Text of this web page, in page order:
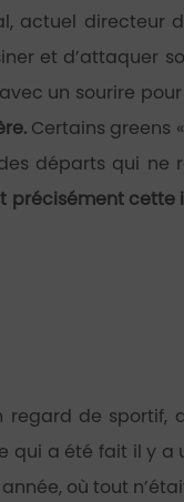
actuel directeur
et d’attaquer
un sourire pour
Certains greens
départs qui ne
précisément
de sportif,
qui a été fait il y a
où tout